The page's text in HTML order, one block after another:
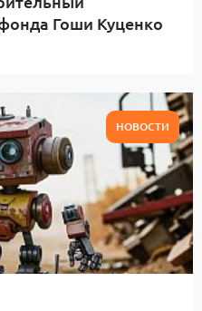
Гоши Куценко
НОВОСТИ